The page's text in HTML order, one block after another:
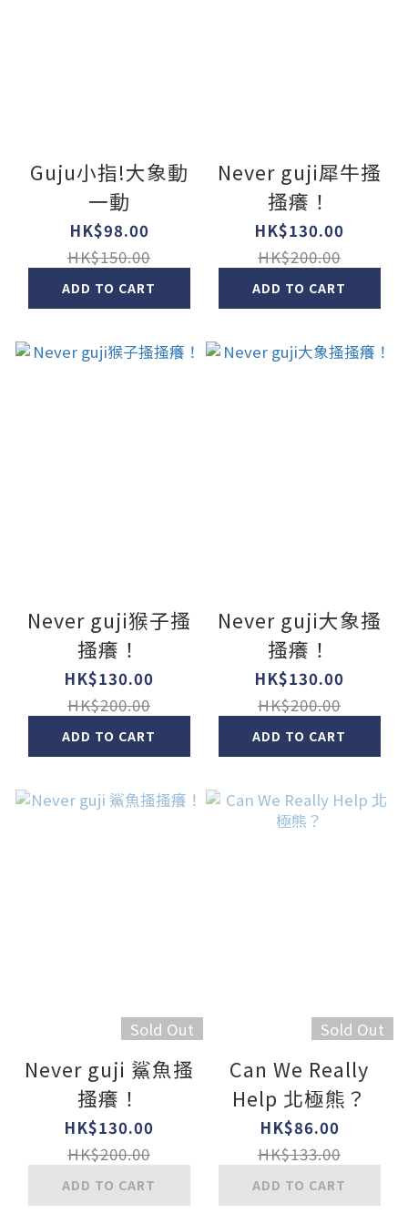
Guju小指!大象動
一動
HK$98.00
HK$150.00
ADD TO CART
Never guji犀牛搔
搔癢！
HK$130.00
HK$200.00
ADD TO CART
Never guji猴子搔
搔癢！
HK$130.00
HK$200.00
ADD TO CART
Never guji大象搔
搔癢！
HK$130.00
HK$200.00
ADD TO CART
Sold Out
Never guji 鯊魚搔
搔癢！
HK$130.00
HK$200.00
ADD TO CART
Sold Out
Can We Really
Help 北極熊？
HK$86.00
HK$133.00
ADD TO CART